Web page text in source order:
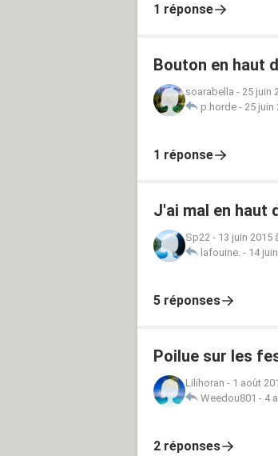
1 réponse
Bouton en haut
soarabella - 25 juin
p.horde - 25 juin
1 réponse
J'ai mal en haut
Sp22 - 13 juin 2015
lafouine. - 14
5 réponses
Poilue sur les
Lilihoran - 1 août
Weedou801 - 4
2 réponses